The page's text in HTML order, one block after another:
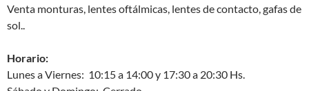
Venta monturas, lentes oftálmicas, lentes de contacto, gafas de
sol..
Horario:
Lunes a Viernes: 10:15 a 14:00 y 17:30 a 20:30 Hs.